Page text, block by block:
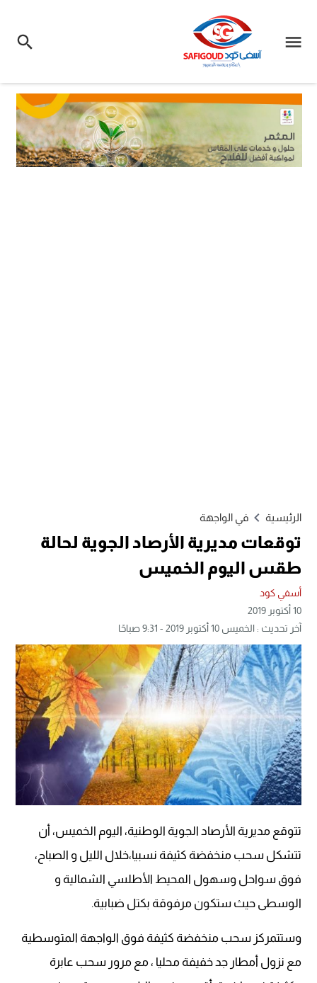
الرئيسية في الواجهة
توقعات مديرية الأرصاد الجوية لحالة
طقس اليوم الخميس
أسفي كود
10 أكتوبر 2019
آخر تحديث : الخميس 10 أكتوبر 2019 - 9:31 صباحًا
تتوقع مديرية الأرصاد الجوية الوطنية، اليوم الخميس، أن
تتشكل سحب منخفضة كثيفة نسبيا،خلال الليل و الصباح،
فوق سواحل وسهول المحيط الأطلسي الشمالية و
الوسطى حيث ستكون مرفوقة بكتل ضبابية.
وستتمرکز سحب منخفضة كثيفة فوق الواجهة المتوسطية
مع نزول أمطار جد خفيفة محليا ، مع مرور سحب عابرة